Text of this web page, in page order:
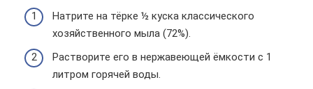
Натрите на тёрке ½ куска классического
хозяйственного мыла (72%).
Растворите его в нержавеющей ёмкости с 1
литром горячей воды.